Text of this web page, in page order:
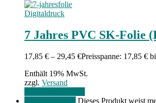
Digitaldruck
7 Jahres PVC SK-Folie
17,85 € – 29,45 €Preisspanne: 17,85 €
Enthält 19% MwSt.
zzgl. Versand
Dieses Produkt weist